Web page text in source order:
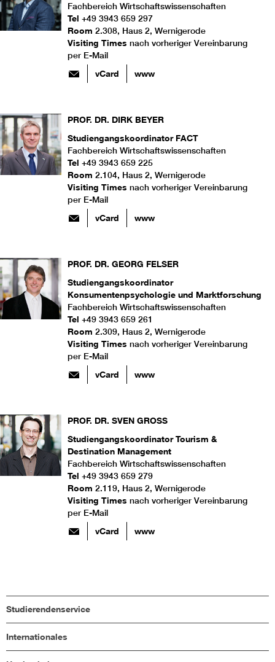
Fachbereich Wirtschaftswissenschaften
Tel +49 3943 659 297
Room 2.308, Haus 2, Wernigerode
Visiting Times nach vorheriger Vereinbarung
per E-Mail
vCard www
PROF. DR. DIRK BEYER
Studiengangskoordinator FACT
Fachbereich Wirtschaftswissenschaften
Tel +49 3943 659 225
Room 2.104, Haus 2, Wernigerode
Visiting Times nach vorheriger Vereinbarung
per E-Mail
vCard www
PROF. DR. GEORG FELSER
Studiengangskoordinator
Konsumentenpsychologie und Marktforschung
Fachbereich Wirtschaftswissenschaften
Tel +49 3943 659 261
Room 2.309, Haus 2, Wernigerode
Visiting Times nach vorheriger Vereinbarung
per E-Mail
vCard www
PROF. DR. SVEN GROSS
Studiengangskoordinator Tourism &
Destination Management
Fachbereich Wirtschaftswissenschaften
Tel +49 3943 659 279
Room 2.119, Haus 2, Wernigerode
Visiting Times nach vorheriger Vereinbarung
per E-Mail
vCard www
Studierendenservice
Internationales